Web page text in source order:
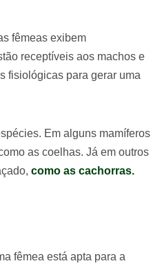
fêmeas exibem
receptíveis aos machos e
fisiológicas para gerar uma
Em alguns mamíferos
as coelhas. Já em outros
como as cachorras.
fêmea está apta para a